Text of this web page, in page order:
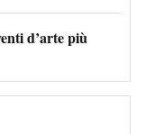
d’arte più